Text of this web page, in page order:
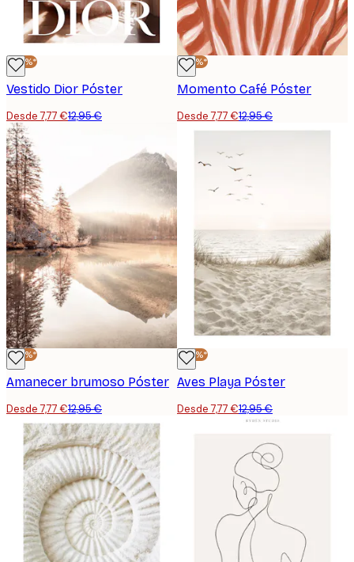
-40%*
Vestido Dior Póster
Desde 7,77 €12,95 €
-40%*
Momento Café Póster
Desde 7,77 €12,95 €
-40%*
Amanecer brumoso Póster
Desde 7,77 €12,95 €
-40%*
Aves Playa Póster
Desde 7,77 €12,95 €